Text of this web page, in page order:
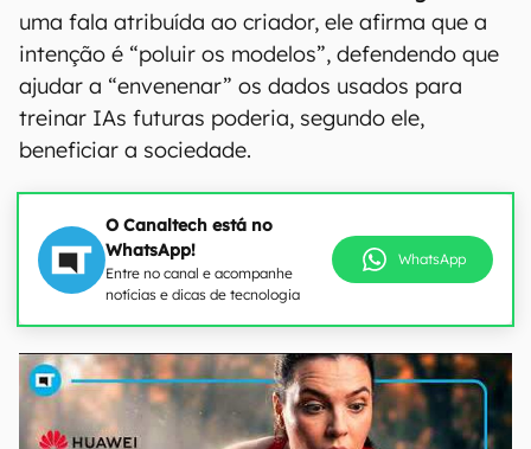
uma fala atribuída ao criador, ele afirma que a
intenção é “poluir os modelos”, defendendo que
ajudar a “envenenar” os dados usados para
treinar IAs futuras poderia, segundo ele,
beneficiar a sociedade.
O Canaltech está no
WhatsApp!
Entre no canal e acompanhe
notícias e dicas de tecnologia
WhatsApp